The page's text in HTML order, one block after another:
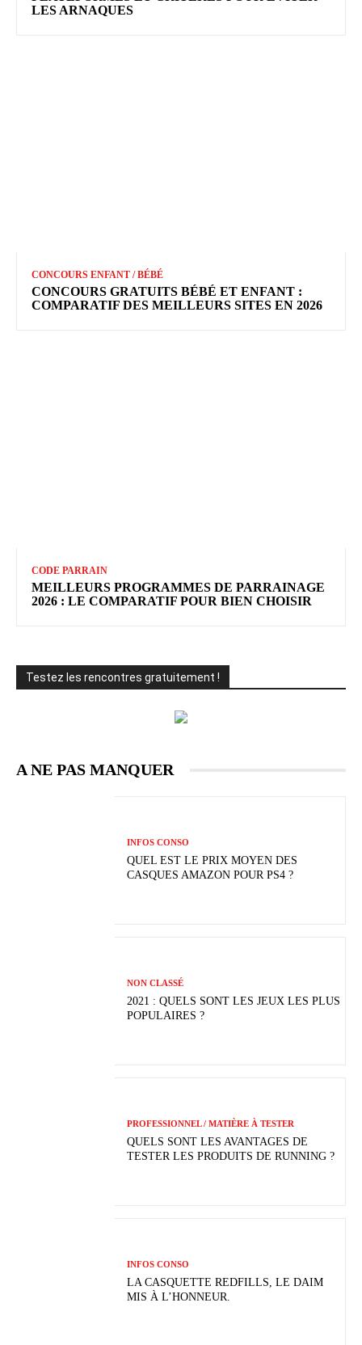
LES ARNAQUES
CONCOURS ENFANT / BÉBÉ
CONCOURS GRATUITS BÉBÉ ET ENFANT :
COMPARATIF DES MEILLEURS SITES EN 2026
CODE PARRAIN
MEILLEURS PROGRAMMES DE PARRAINAGE
2026 : LE COMPARATIF POUR BIEN CHOISIR
Testez les rencontres gratuitement !
A NE PAS MANQUER
INFOS CONSO
QUEL EST LE PRIX MOYEN DES
CASQUES AMAZON POUR PS4 ?
NON CLASSÉ
2021 : QUELS SONT LES JEUX LES PLUS
POPULAIRES ?
PROFESSIONNEL / MATIÈRE À TESTER
QUELS SONT LES AVANTAGES DE
TESTER LES PRODUITS DE RUNNING ?
INFOS CONSO
LA CASQUETTE REDFILLS, LE DAIM
MIS À L’HONNEUR.